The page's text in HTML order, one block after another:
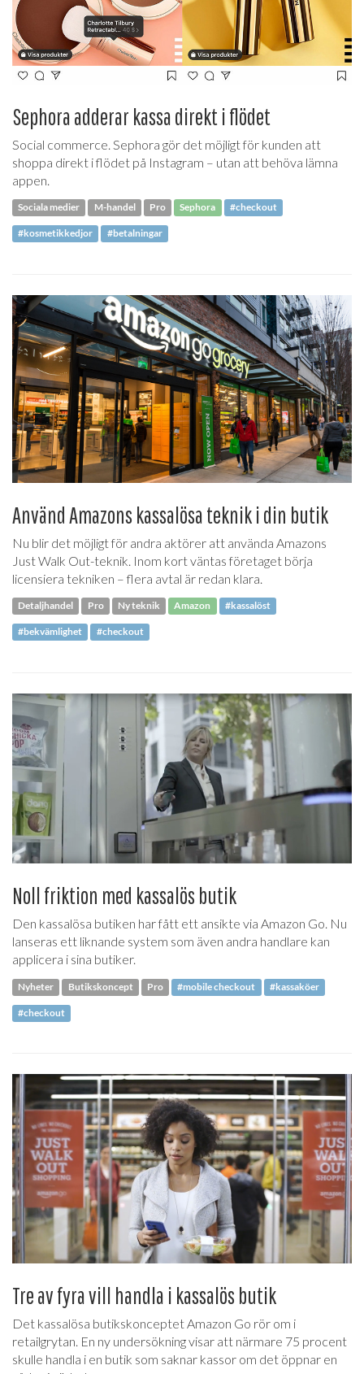
Sephora adderar kassa direkt i flödet
Social commerce. Sephora gör det möjligt för kunden att
shoppa direkt i flödet på Instagram – utan att behöva lämna
appen.
Sociala medier M-handel Pro Sephora #checkout
#kosmetikkedjor #betalningar
Använd Amazons kassalösa teknik i din butik
Nu blir det möjligt för andra aktörer att använda Amazons
Just Walk Out-teknik. Inom kort väntas företaget börja
licensiera tekniken – flera avtal är redan klara.
Detaljhandel Pro Ny teknik Amazon #kassalöst
#bekvämlighet #checkout
Noll friktion med kassalös butik
Den kassalösa butiken har fått ett ansikte via Amazon Go. Nu
lanseras ett liknande system som även andra handlare kan
applicera i sina butiker.
Nyheter Butikskoncept Pro #mobile checkout #kassaköer
#checkout
Tre av fyra vill handla i kassalös butik
Det kassalösa butikskonceptet Amazon Go rör om i
retailgrytan. En ny undersökning visar att närmare 75 procent
skulle handla i en butik som saknar kassor om det öppnar en